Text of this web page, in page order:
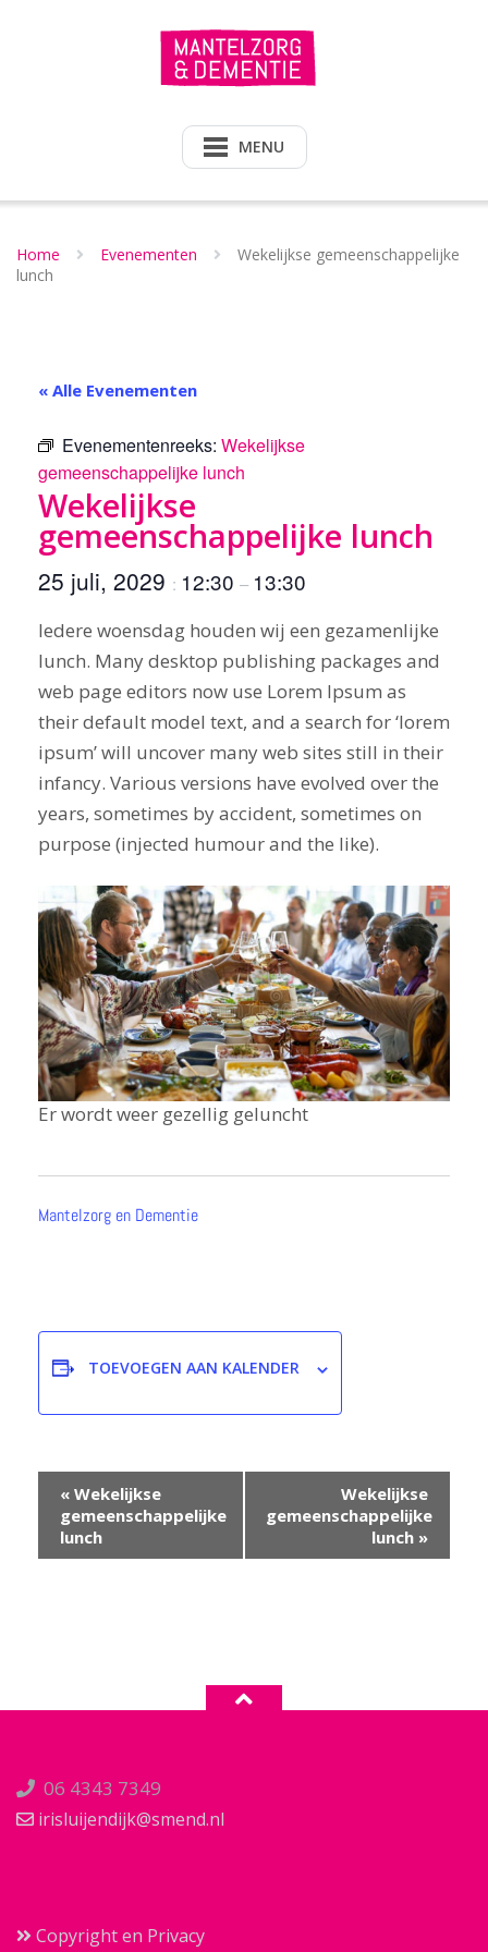
MENU
Home Evenementen
Wekelijkse gemeenschappelijke
lunch
« Alle Evenementen
Evenementenreeks: Wekelijkse
gemeenschappelijke lunch
Wekelijkse
gemeenschappelijke lunch
25 juli, 2029 : 12:30 – 13:30
Iedere woensdag houden wij een gezamenlijke
lunch. Many desktop publishing packages and
web page editors now use Lorem Ipsum as
their default model text, and a search for ‘lorem
ipsum’ will uncover many web sites still in their
infancy. Various versions have evolved over the
years, sometimes by accident, sometimes on
purpose (injected humour and the like).
Er wordt weer gezellig geluncht
Mantelzorg en Dementie
TOEVOEGEN AAN KALENDER
Evenement
Navigatie
« Wekelijkse
gemeenschappelijke
lunch
Wekelijkse
gemeenschappelijke
lunch »
06 4343 7349
irisluijendijk@smend.nl
Copyright en Privacy